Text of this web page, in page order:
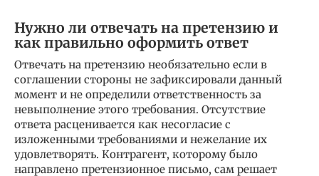
Нужно ли отвечать на претензию и
как правильно оформить ответ
Отвечать на претензию необязательно если в
соглашении стороны не зафиксировали данный
момент и не определили ответственность за
невыполнение этого требования. Отсутствие
ответа расценивается как несогласие с
изложенными требованиями и нежелание их
удовлетворять. Контрагент, которому было
направлено претензионное письмо, сам решает